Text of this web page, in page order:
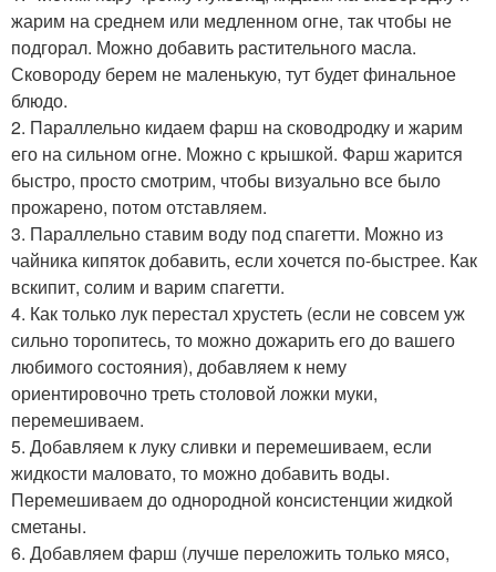
жарим на среднем или медленном огне, так чтобы не
подгорал. Можно добавить растительного масла.
Сковороду берем не маленькую, тут будет финальное
блюдо.
2. Параллельно кидаем фарш на сководродку и жарим
его на сильном огне. Можно с крышкой. Фарш жарится
быстро, просто смотрим, чтобы визуально все было
прожарено, потом отставляем.
3. Параллельно ставим воду под спагетти. Можно из
чайника кипяток добавить, если хочется по-быстрее. Как
вскипит, солим и варим спагетти.
4. Как только лук перестал хрустеть (если не совсем уж
сильно торопитесь, то можно дожарить его до вашего
любимого состояния), добавляем к нему
ориентировочно треть столовой ложки муки,
перемешиваем.
5. Добавляем к луку сливки и перемешиваем, если
жидкости маловато, то можно добавить воды.
Перемешиваем до однородной консистенции жидкой
сметаны.
6. Добавляем фарш (лучше переложить только мясо,